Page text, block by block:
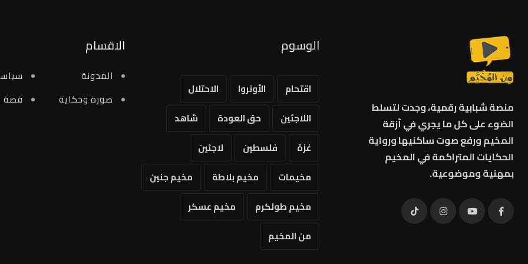
منصة شبابية رقمية، وجدت لتسلط
الضوء على كل ما يجري في أزقة
المخيم ورفع صوت ساكنيها ورواية
الحكايات المتراكمة في المخيم
بمهنية وموضوعية.
الوسوم
اقتحام الأونروا
الاحتلال
اللاجئين
حق العودة
شاهد
غزة
فلسطين
لاجئين
مخيمات
مخيم بلاطة
مخيم جنين
مخيم طولكرم
مخيم عسكر
من المخيم
الاقسام
المدونة
صورة وحكاية
قصة